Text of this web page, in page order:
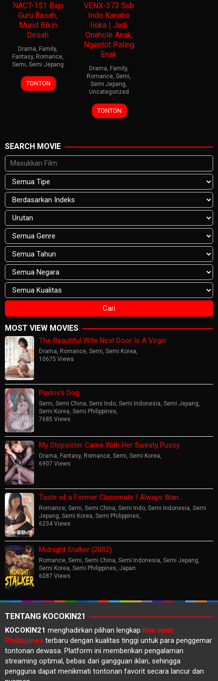
NACT-151 Baju
Guru Basah,
Murid Bikin
Desah
Drama, Family,
Fantasy, Romance,
Semi, Semi Jepang
TONTON
VENX-373 Sub
Indo Kanako
Iioka | Jadi
Onahole Anak,
Ngentot Paling
Enak
Drama, Family,
Romance,Semi,
Semi Jepang,
Uncategorized
TONTON
SEARCH MOVIE
MOST VIEW MOVIES
The Beautiful Wife Next Door Is A Virgin
Drama, Romance, Semi, Semi Korea,
10675 Views
Pavlov’s Dog
Semi, Semi China, Semi Indo, Semi Indonesia, Semi Jepang,
Semi Korea, Semi Philippines,
7685 Views
My Stepsister Came With Her Sweaty Pussy
Drama, Fantasy, Romance, Semi, Semi Korea,
6907 Views
Taste of a Former Classmate I Always Wan…
Romance, Semi, Semi China, Semi Indo, Semi Indonesia, Semi
Jepang, Semi Korea, Semi Philippines,
6234 Views
Midnight Stalker (2002)
Romance, Semi, Semi China, Semi Indonesia, Semi Jepang,
Semi Korea, Semi Philippines, Japan
6087 Views
TENTANG KOCOKIN21
KOCOKIN21 menghadirkan pilihan lengkapfilm semi
Philippines terbaru dengan kualitas tinggi untuk para penggemar
tontonan dewasa. Platform ini memberikan pengalaman
streaming optimal, bebas dari gangguan iklan, sehingga
pengguna dapat menikmati tontonan favorit secara lancur dan